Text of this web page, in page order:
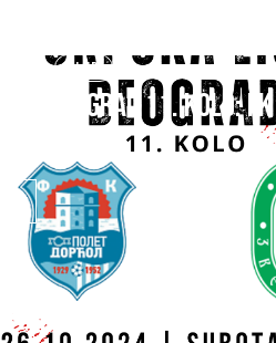
KLUB
– BEOGRAD 11. kolo: FK